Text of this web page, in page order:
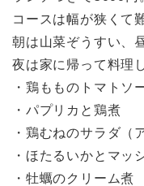
コースは幅が狭くて
朝は山菜ぞうすい、
夜は家に帰って料理
・鶏もものトマトソ
・パプリカと鶏煮
・鶏むねのサラダ（
・ほたるいかとマッ
・牡蠣のクリーム煮